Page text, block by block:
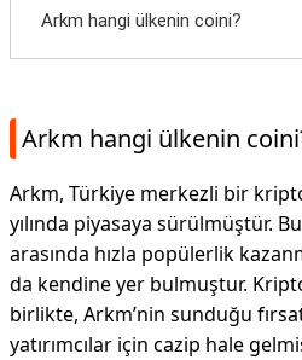
Arkm hangi ülkenin coini?
Arkm hangi ülkenin
Arkm, Türkiye merkezli bir
yılında piyasaya sürülmüştür.
arasında hızla popülerlik
da kendine yer bulmuştur.
birlikte, Arkm’nin sunduğu
yatırımcılar için cazip hale